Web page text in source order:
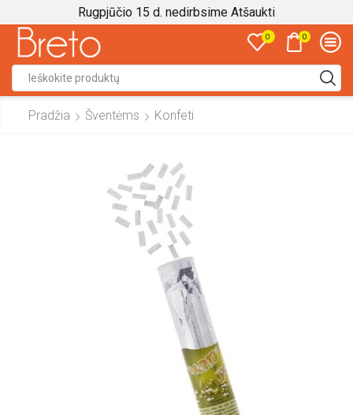
Rugpjūčio 15 d. nedirbsime Atšaukti
0 0
input
Pradžia Šventėms Konfeti